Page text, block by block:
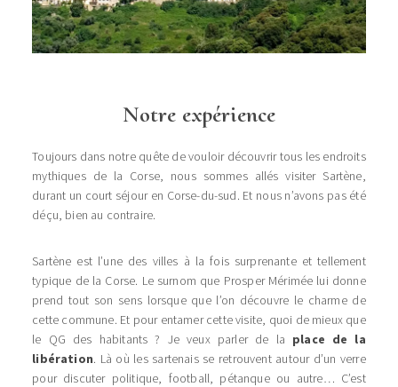
Notre expérience
Toujours dans notre quête de vouloir découvrir tous les endroits
mythiques de la Corse, nous sommes allés visiter Sartène,
durant un court séjour en Corse-du-sud. Et nous n’avons pas été
déçu, bien au contraire.
Sartène est l’une des villes à la fois surprenante et tellement
typique de la Corse. Le surnom que Prosper Mérimée lui donne
prend tout son sens lorsque que l’on découvre le charme de
cette commune. Et pour entamer cette visite, quoi de mieux que
le QG des habitants ? Je veux parler de la place de la
libération. Là où les sartenais se retrouvent autour d’un verre
pour discuter politique, football, pétanque ou autre… C’est